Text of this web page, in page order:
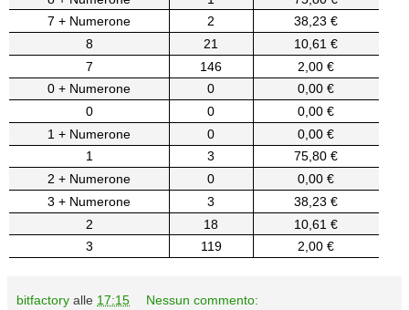
7 + Numerone
2
38,23 €
8
21
10,61 €
7
146
2,00 €
0 + Numerone
0
0,00 €
0
0
0,00 €
1 + Numerone
0
0,00 €
1
3
75,80 €
2 + Numerone
0
0,00 €
3 + Numerone
3
38,23 €
2
18
10,61 €
3
119 2,00 €
bitfactory alle 17:15 Nessun commento: